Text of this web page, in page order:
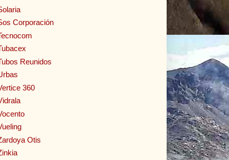
Corporación
Reunidos
360
Otis